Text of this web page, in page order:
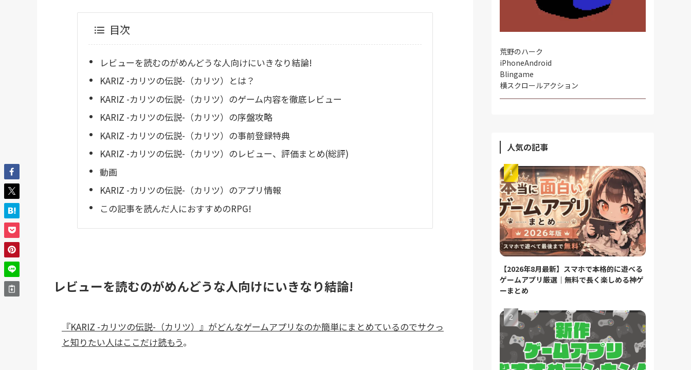
目次
レビューを読むのがめんどうな人向けにいきなり結論!
KARIZ -カリツの伝説-（カリツ）とは？
KARIZ -カリツの伝説-（カリツ）のゲーム内容を徹底レビュー
KARIZ -カリツの伝説-（カリツ）の序盤攻略
KARIZ -カリツの伝説-（カリツ）の事前登録特典
KARIZ -カリツの伝説-（カリツ）のレビュー、評価まとめ(総評)
動画
KARIZ -カリツの伝説-（カリツ）のアプリ情報
この記事を読んだ人におすすめのRPG!
レビューを読むのがめんどうな人向けにいきなり結論!
『KARIZ -カリツの伝説-（カリツ）』がどんなゲームアプリなのか簡単にまとめているのでサクっ
と知りたい人はここだけ読もう。
荒野のハーク
iPhoneAndroid
Blingame
横スクロールアクション
人気の記事
【2026年8月最新】スマホで本格的に遊べる
ゲームアプリ厳選｜無料で長く楽しめる神ゲ
ーまとめ